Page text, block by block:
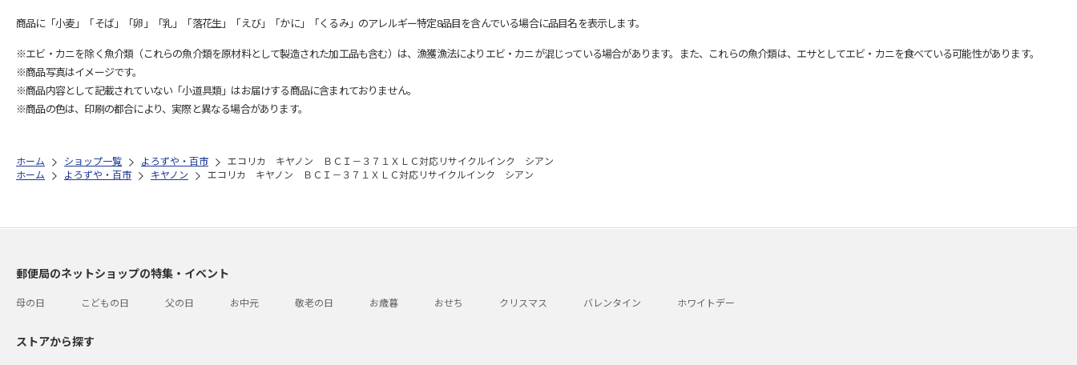
商品に「小麦」「そば」「卵」「乳」「落花生」「えび」「かに」「くるみ」のアレルギー特定8品目を含んでいる場合に品目名を表示します。
※エビ・カニを除く魚介類（これらの魚介類を原材料として製造された加工品も含む）は、漁獲漁法によりエビ・カニが混じっている場合があります。また、これらの魚介類は、エサとしてエビ・カニを食べている可能性があります。
※商品写真はイメージです。
※商品内容として記載されていない「小道具類」はお届けする商品に含まれておりません。
※商品の色は、印刷の都合により、実際と異なる場合があります。
ホーム ショップ一覧 よろずや・百市
エコリカ キヤノン ＢＣＩ－３７１ＸＬＣ対応リサイクルインク シアン
ホーム
よろずや・百市 キヤノン エコリカ キヤノン ＢＣＩ－３７１ＸＬＣ対応リサイクルインク シアン
郵便局のネットショップの特集・イベント
母の日 こどもの日 父の日 お中元 敬老の日 お歳暮 おせち クリスマス バレンタイン ホワイトデー
ストアから探す